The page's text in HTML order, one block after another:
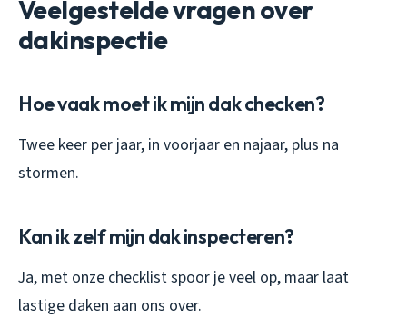
Veelgestelde vragen over
dakinspectie
Hoe vaak moet ik mijn dak checken?
Twee keer per jaar, in voorjaar en najaar, plus na
stormen.
Kan ik zelf mijn dak inspecteren?
Ja, met onze checklist spoor je veel op, maar laat
lastige daken aan ons over.